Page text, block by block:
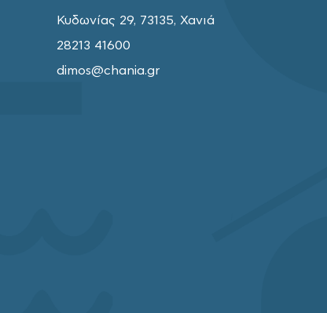
Κυδωνίας 29, 73135, Χανιά
28213 41600
dimos@chania.gr